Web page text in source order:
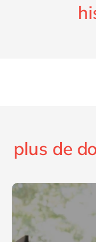
plus de